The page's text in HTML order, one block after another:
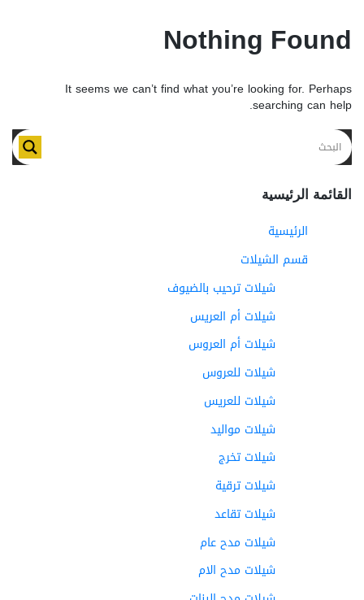
Nothing Found
It seems we can’t find what you’re looking for. Perhaps
searching can help.
القائمة الرئيسية
الرئيسية
قسم الشيلات
شيلات ترحيب بالضيوف
شيلات أم العريس
شيلات أم العروس
شيلات للعروس
شيلات للعريس
شيلات مواليد
شيلات تخرج
شيلات ترقية
شيلات تقاعد
شيلات مدح عام
شيلات مدح الام